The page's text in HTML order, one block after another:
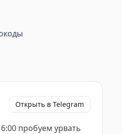
Открыть в Telegram
пробуем урвать